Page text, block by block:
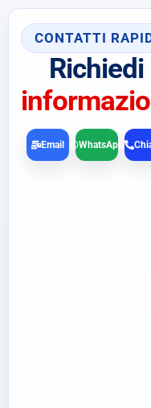
CONTATTI
Richiedi
Email WhatsApp